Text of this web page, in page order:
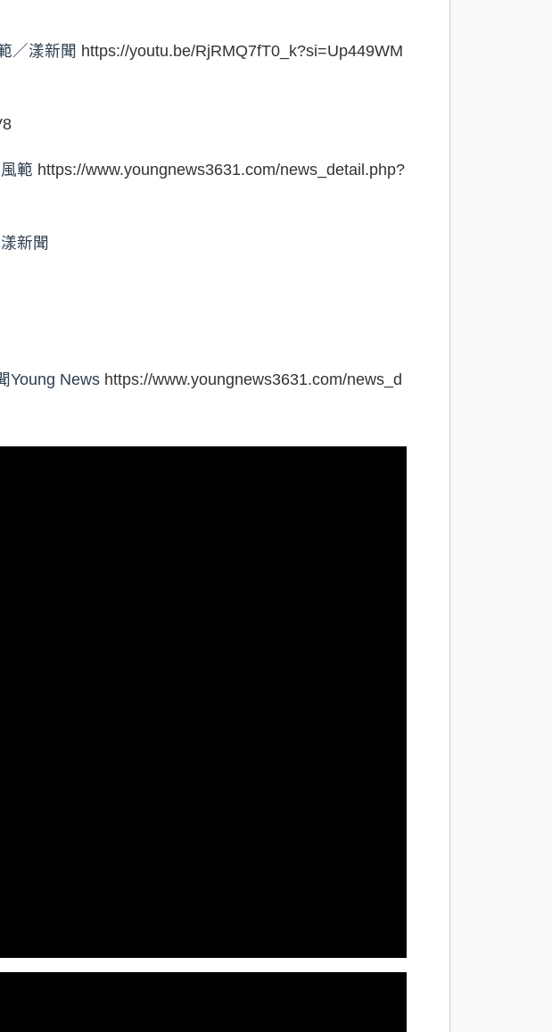
／漾新聞 https://youtu.be/RjRMQ7fT0_k?si=Up449WM
範 https://www.youngnews3631.com/news_detail.php?
新聞
Young News https://www.youngnews3631.com/news_d